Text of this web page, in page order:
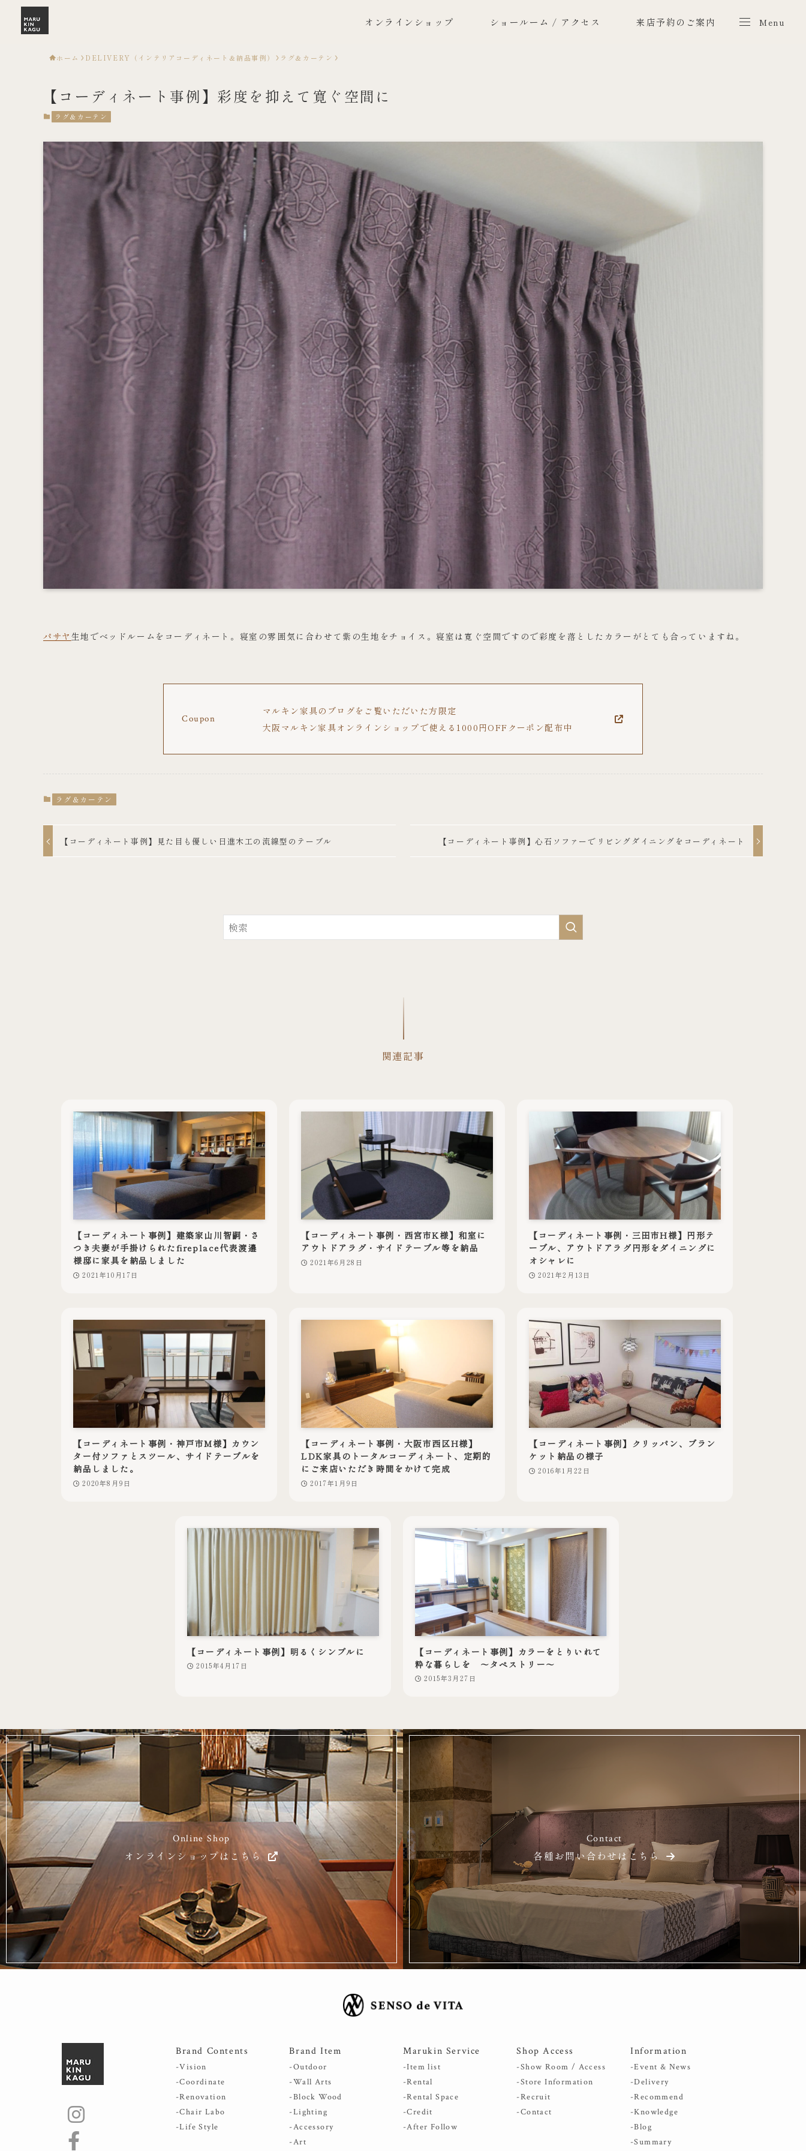
オンラインショップ ショールーム / アクセス 来店予約のご案内 Menu
Menu
ホーム DELIVERY（インテリアコーディネート＆納品事例） ラグ＆カーテン
【コーディネート事例】彩度を抑えて寛ぐ空間に
ラグ＆カーテン
パサヤ 生地でベッドルームをコーディネート。寝室の雰囲気に合わせて紫の生地をチョイス。寝室は寛ぐ空間ですので彩度を落としたカラーがとても合っていますね。
Coupon
マルキン家具のブログをご覧いただいた方限定
大阪マルキン家具オンラインショップで使える1000円OFFクーポン配布中
ラグ＆カーテン
【コーディネート事例】見た目も優しい日進木工の流線型のテーブル 【コーディネート事例】心石ソファーでリビングダイニングをコーディネート
関連記事
【コーディネート事例】建築家山川智嗣・さ
つき夫妻が手掛けられたfireplace代表渡邉
様邸に家具を納品しました
2021年10月17日
【コーディネート事例・西宮市K様】和室に
アウトドアラグ・サイドテーブル等を納品
2021年6月28日
【コーディネート事例・三田市H様】円形テ
ーブル、アウトドアラグ円形をダイニングに
オシャレに
2021年2月13日
【コーディネート事例・神戸市M様】カウン
ター付ソファとスツール、サイドテーブルを
納品しました。
2020年8月9日
【コーディネート事例・大阪市西区H様】
LDK家具のトータルコーディネート、定期的
にご来店いただき時間をかけて完成
2017年1月9日
【コーディネート事例】クリッパン、ブラン
ケット納品の様子
2016年1月22日
【コーディネート事例】明るくシンプルに
2015年4月17日
【コーディネート事例】カラーをとりいれて
粋な暮らしを ～タペストリー～
2015年3月27日
Online Shop
オンラインショップはこちら
Contact
各種お問い合わせはこちら
Brand Contents
-Vision
-Coordinate
-Renovation
-Chair Labo
-Life Style
Brand Item
-Outdoor
-Wall Arts
-Block Wood
-Lighting
-Accessory
-Art
Marukin Service
-Item list
-Rental
-Rental Space
-Credit
-After Follow
Shop Access
-Show Room / Access
-Store Information
-Recruit
-Contact
Information
-Event & News
-Delivery
-Recommend
-Knowledge
-Blog
-Summary